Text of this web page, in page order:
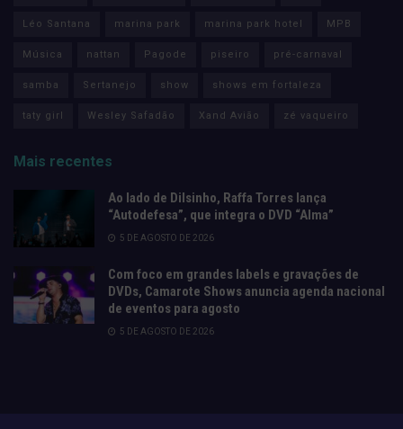
Léo Santana marina park marina park hotel MPB
Música nattan Pagode piseiro pré-carnaval
samba Sertanejo show shows em fortaleza
taty girl Wesley Safadão Xand Avião zé vaqueiro
Mais recentes
Ao lado de Dilsinho, Raffa Torres lança
“Autodefesa”, que integra o DVD “Alma”
5 DE AGOSTO DE 2026
Com foco em grandes labels e gravações de
DVDs, Camarote Shows anuncia agenda nacional
de eventos para agosto
5 DE AGOSTO DE 2026